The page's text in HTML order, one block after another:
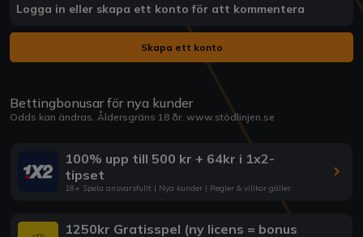
Logga in eller skapa ett konto för att kommentera
Skapa ett konto
Bettingbonusar för nya kunder
Odds kan ändras. Åldersgräns 18 år. www.stödlinjen.se
100% upp till 500 kr + 64kr i 1x2-
tipset
18+ Spela ansvarsfullt | Nya kunder | Regler & villkor gäller
1250kr Gratisspel (ny licens = bonus